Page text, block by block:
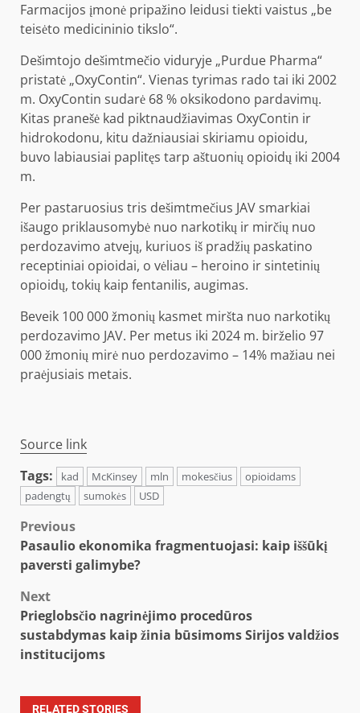
Farmacijos įmonė pripažino leidusi tiekti vaistus „be
teisėto medicininio tikslo“.
Dešimtojo dešimtmečio viduryje „Purdue Pharma“
pristatė „OxyContin“. Vienas tyrimas rado tai iki 2002
m. OxyContin sudarė 68 % oksikodono pardavimų.
Kitas pranešė kad piktnaudžiavimas OxyContin ir
hidrokodonu, kitu dažniausiai skiriamu opioidu,
buvo labiausiai paplitęs tarp aštuonių opioidų iki 2004
m.
Per pastaruosius tris dešimtmečius JAV smarkiai
išaugo priklausomybė nuo narkotikų ir mirčių nuo
perdozavimo atvejų, kuriuos iš pradžių paskatino
receptiniai opioidai, o vėliau – heroino ir sintetinių
opioidų, tokių kaip fentanilis, augimas.
Beveik 100 000 žmonių kasmet miršta nuo narkotikų
perdozavimo JAV. Per metus iki 2024 m. birželio 97
000 žmonių mirė nuo perdozavimo – 14% mažiau nei
praėjusiais metais.
Source link
Tags:
kad McKinsey mln mokesčius
opioidams
padengtų
sumokės USD
Post
navigation
Previous
Pasaulio ekonomika fragmentuojasi: kaip iššūkį
paversti galimybe?
Next
Prieglobsčio nagrinėjimo procedūros
sustabdymas kaip žinia būsimoms Sirijos valdžios
institucijoms
RELATED STORIES